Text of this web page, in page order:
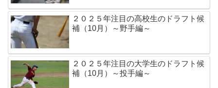
２０２５年注目の高校生のドラフト候
補（10月）～野手編～
２０２５年注目の大学生のドラフト候
補（10月）～投手編～